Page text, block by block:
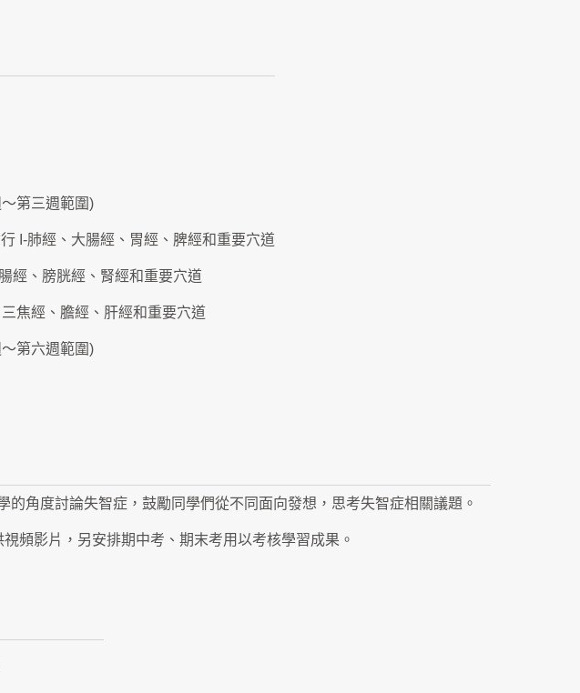
第三週範圍)
I-肺經、大腸經、胃經、脾經和重要穴道
經、膀胱經、腎經和重要穴道
焦經、膽經、肝經和重要穴道
第六週範圍)
的角度討論失智症，鼓勵同學們從不同面向發想，思考失智症相關議題。
頻影片，另安排期中考、期末考用以考核學習成果。